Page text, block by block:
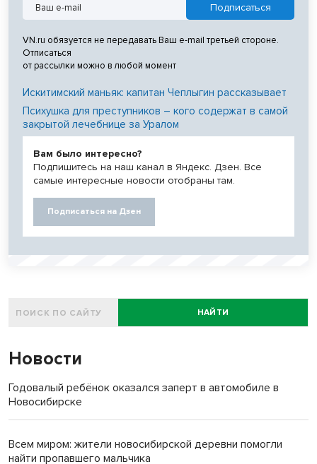
VN.ru обязуется не передавать Ваш e-mail третьей стороне.
Отписаться
от рассылки можно в любой момент
Искитимский маньяк: капитан Чеплыгин рассказывает
Психушка для преступников – кого содержат в самой
закрытой лечебнице за Уралом
Вам было интересно?
Подпишитесь на наш канал в Яндекс. Дзен. Все
самые интересные новости отобраны там.
Подписаться на Дзен
НАЙТИ
Новости
Годовалый ребёнок оказался заперт в автомобиле в
Новосибирске
Всем миром: жители новосибирской деревни помогли
найти пропавшего мальчика